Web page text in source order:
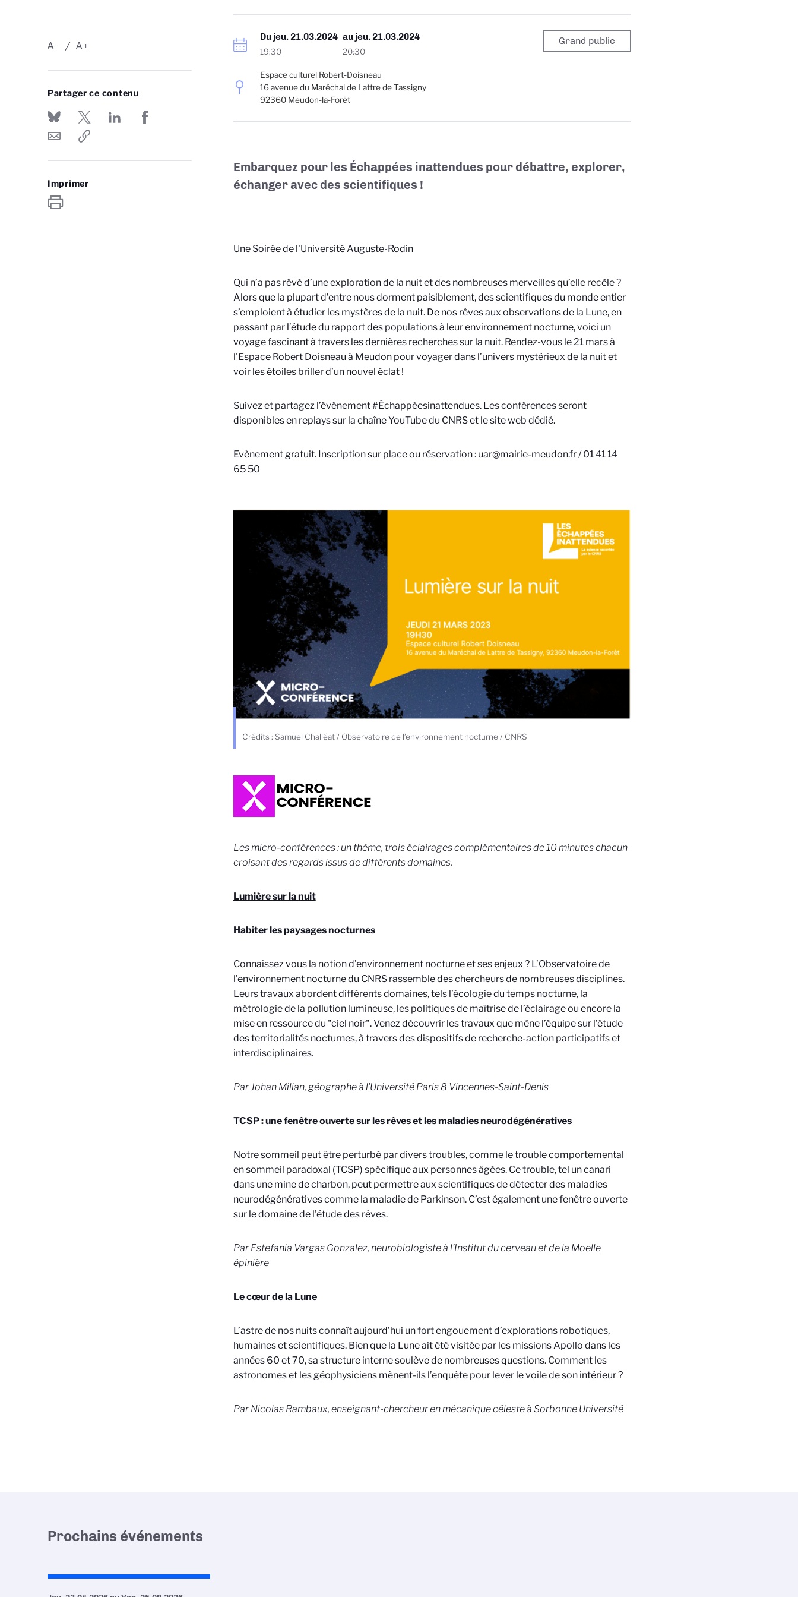
-
A +
A
Partager ce contenu
Imprimer
Du jeu. 21.03.2024
19:30
au jeu. 21.03.2024
20:30
Espace culturel Robert-Doisneau
16 avenue du Maréchal de Lattre de Tassigny
92360 Meudon-la-Forêt
Grand public
Embarquez pour les Échappées inattendues pour débattre, explorer,
échanger avec des scientifiques !
Une Soirée de l'Université Auguste-Rodin
Qui n’a pas rêvé d’une exploration de la nuit et des nombreuses merveilles qu’elle recèle ?
Alors que la plupart d’entre nous dorment paisiblement, des scientifiques du monde entier
s’emploient à étudier les mystères de la nuit. De nos rêves aux observations de la Lune, en
passant par l’étude du rapport des populations à leur environnement nocturne, voici un
voyage fascinant à travers les dernières recherches sur la nuit. Rendez-vous le 21 mars à
l'Espace Robert Doisneau à Meudon pour voyager dans l’univers mystérieux de la nuit et
voir les étoiles briller d’un nouvel éclat !
Suivez et partagez l’événement #Échappéesinattendues. Les conférences seront
disponibles en replays sur la chaîne YouTube du CNRS et le site web dédié.
Evènement gratuit. Inscription sur place ou réservation : uar@mairie-meudon.fr / 01 41 14
65 50
Crédits : Samuel Challéat / Observatoire de l’environnement nocturne / CNRS
Les micro-conférences : un thème, trois éclairages complémentaires de 10 minutes chacun
croisant des regards issus de différents domaines.
Lumière sur la nuit
Habiter les paysages nocturnes
Connaissez vous la notion d’environnement nocturne et ses enjeux ? L’Observatoire de
l’environnement nocturne du CNRS rassemble des chercheurs de nombreuses disciplines.
Leurs travaux abordent différents domaines, tels l’écologie du temps nocturne, la
métrologie de la pollution lumineuse, les politiques de maîtrise de l’éclairage ou encore la
mise en ressource du "ciel noir". Venez découvrir les travaux que mène l’équipe sur l’étude
des territorialités nocturnes, à travers des dispositifs de recherche-action participatifs et
interdisciplinaires.
Par Johan Milian, géographe à l’Université Paris 8 Vincennes-Saint-Denis
TCSP : une fenêtre ouverte sur les rêves et les maladies neurodégénératives
Notre sommeil peut être perturbé par divers troubles, comme le trouble comportemental
en sommeil paradoxal (TCSP) spécifique aux personnes âgées. Ce trouble, tel un canari
dans une mine de charbon, peut permettre aux scientifiques de détecter des maladies
neurodégénératives comme la maladie de Parkinson. C’est également une fenêtre ouverte
sur le domaine de l’étude des rêves.
Par Estefania Vargas Gonzalez, neurobiologiste à l’Institut du cerveau et de la Moelle
épinière
Le cœur de la Lune
L’astre de nos nuits connaît aujourd’hui un fort engouement d’explorations robotiques,
humaines et scientifiques. Bien que la Lune ait été visitée par les missions Apollo dans les
années 60 et 70, sa structure interne soulève de nombreuses questions. Comment les
astronomes et les géophysiciens mènent-ils l’enquête pour lever le voile de son intérieur ?
Par Nicolas Rambaux, enseignant-chercheur en mécanique céleste à Sorbonne Université
Prochains événements